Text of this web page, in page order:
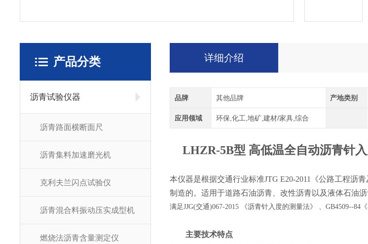
产品分类
沥青试验仪器
沥青路面横断面尺
沥青集料加速磨光机
克利夫兰闪点试验仪
沥青混合料振动压实成型机
燃烧法沥青含量测定仪
详细介绍
品牌 其他品牌 产地类别
应用领域 环保,化工,地矿,建材/家具,综合
LHZR-5B型 高低温全自动沥青针
本仪器是根据交通行业标准JTG E20-2011《公路工程沥
制造的。适用于道路石油沥青、改性沥青以及液体石油
满足JJG(交通)067-2015 《沥青针入度的测量法》 、GB4509--84
主要技术特点